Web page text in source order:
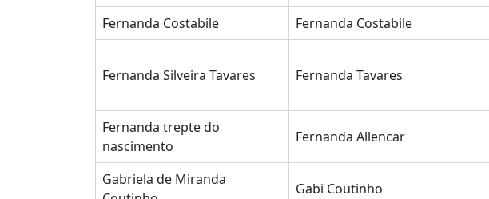
Fernanda Costabile
Fernanda Costabile
Fernanda Silveira Tavares Fernanda Tavares
Fernanda trepte do
nascimento
Fernanda Allencar
Gabriela de Miranda
Gabi Coutinho